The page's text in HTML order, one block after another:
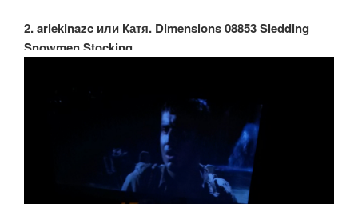
2. arlekinazc или Катя. Dimensions 08853 Sledding
Snowmen Stocking.